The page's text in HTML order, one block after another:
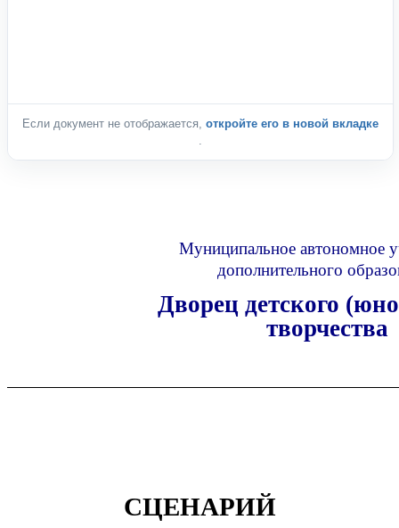
Если документ не отображается, откройте его в новой вкладке
Муниципальное автономное
дополнительного
Дворец детского
творчества
СЦЕНАРИЙ